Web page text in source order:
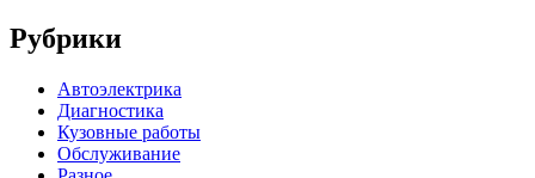
Рубрики
Автоэлектрика
Диагностика
Кузовные работы
Обслуживание